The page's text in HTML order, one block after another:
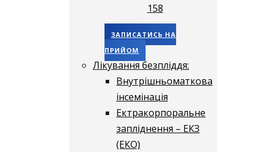
158
ЗАПИСАТИСЬ НА
ПРИЙОМ
Лікування безпліддя:
Внутрішньоматкова
інсемінація
Ектракорпоральне
запліднення – ЕКЗ
(ЕКО)